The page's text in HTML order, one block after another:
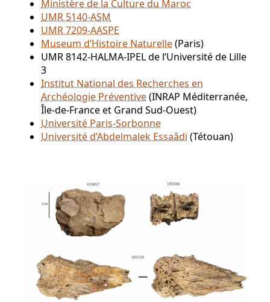
Ministère de la Culture du Maroc
UMR 5140-ASM
UMR 7209-AASPE
Museum d’Histoire Naturelle(Paris)
UMR 8142-HALMA-IPEL de l’Université de Lille
3
Institut National des Recherches en
Archéologie Préventive(INRAP Méditerranée,
Île-de-France et Grand Sud-Ouest)
Université Paris-Sorbonne
Université d’Abdelmalek Essaâdi (Tétouan)